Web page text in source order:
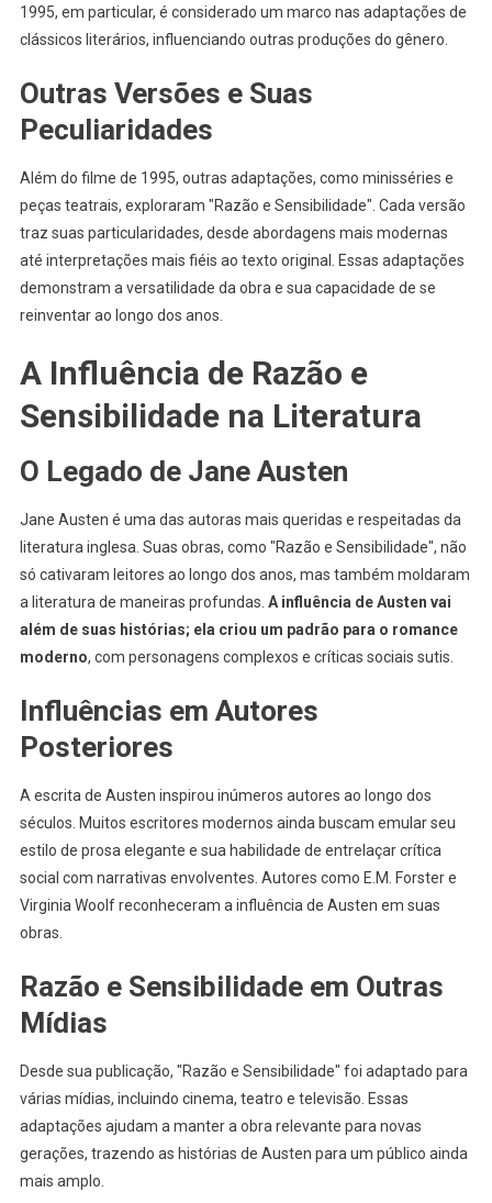
1995, em particular, é considerado um marco nas adaptações de
clássicos literários, influenciando outras produções do gênero.
Outras Versões e Suas
Peculiaridades
Além do filme de 1995, outras adaptações, como minisséries e
peças teatrais, exploraram "Razão e Sensibilidade". Cada versão
traz suas particularidades, desde abordagens mais modernas
até interpretações mais fiéis ao texto original. Essas adaptações
demonstram a versatilidade da obra e sua capacidade de se
reinventar ao longo dos anos.
A Influência de Razão e
Sensibilidade na Literatura
O Legado de Jane Austen
Jane Austen é uma das autoras mais queridas e respeitadas da
literatura inglesa. Suas obras, como "Razão e Sensibilidade", não
só cativaram leitores ao longo dos anos, mas também moldaram
a literatura de maneiras profundas. A influência de Austen vai
além de suas histórias; ela criou um padrão para o romance
moderno, com personagens complexos e críticas sociais sutis.
Influências em Autores
Posteriores
A escrita de Austen inspirou inúmeros autores ao longo dos
séculos. Muitos escritores modernos ainda buscam emular seu
estilo de prosa elegante e sua habilidade de entrelaçar crítica
social com narrativas envolventes. Autores como E.M. Forster e
Virginia Woolf reconheceram a influência de Austen em suas
obras.
Razão e Sensibilidade em Outras
Mídias
Desde sua publicação, "Razão e Sensibilidade" foi adaptado para
várias mídias, incluindo cinema, teatro e televisão. Essas
adaptações ajudam a manter a obra relevante para novas
gerações, trazendo as histórias de Austen para um público ainda
mais amplo.